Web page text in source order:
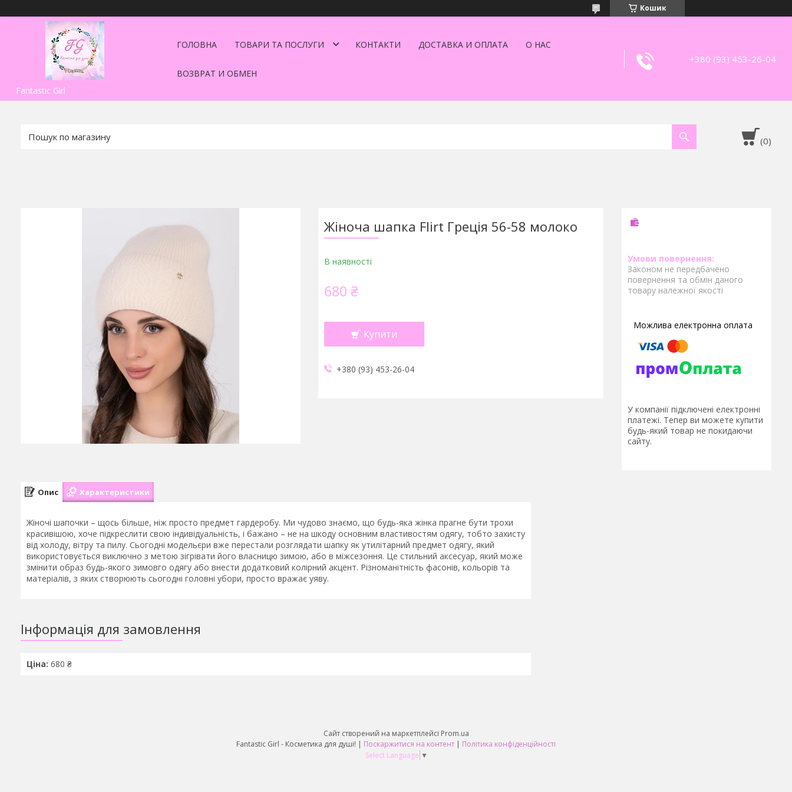
Кошик
Fantastic Girl
ГОЛОВНА ТОВАРИ ТА ПОСЛУГИ КОНТАКТИ ДОСТАВКА И ОПЛАТА О НАС
ВОЗВРАТ И ОБМЕН
+380 (93) 453-26-04
Жіноча шапка Flirt Греція 56-58 молоко
В наявності
680 ₴
Купити
+380 (93) 453-26-04
Законом не передбачено
повернення та обмін даного
товару належної якості
У компанії підключені електронні
платежі. Тепер ви можете купити
будь-який товар не покидаючи
сайту.
Опис Характеристики
Жіночі шапочки – щось більше, ніж просто предмет гардеробу. Ми чудово знаємо, що будь-яка жінка прагне бути трохи
красивішою, хоче підкреслити свою індивідуальність, і бажано – не на шкоду основним властивостям одягу, тобто захисту
від холоду, вітру та пилу. Сьогодні модельєри вже перестали розглядати шапку як утилітарний предмет одягу, який
використовується виключно з метою зігрівати його власницю зимою, або в міжсезоння. Це стильний аксесуар, який може
змінити образ будь-якого зимовго одягу або внести додатковий колірний акцент. Різноманітність фасонів, кольорів та
матеріалів, з яких створюють сьогодні головні убори, просто вражає уяву.
Інформація для замовлення
Ціна: 680 ₴
Сайт створений на маркетплейсі Prom.ua
Fantastic Girl - Косметика для душі! | Поскаржитися на контент | Політика конфіденційності
Select Language ▼